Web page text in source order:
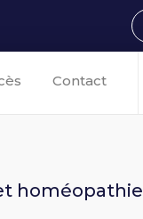
Contact
homéopathie